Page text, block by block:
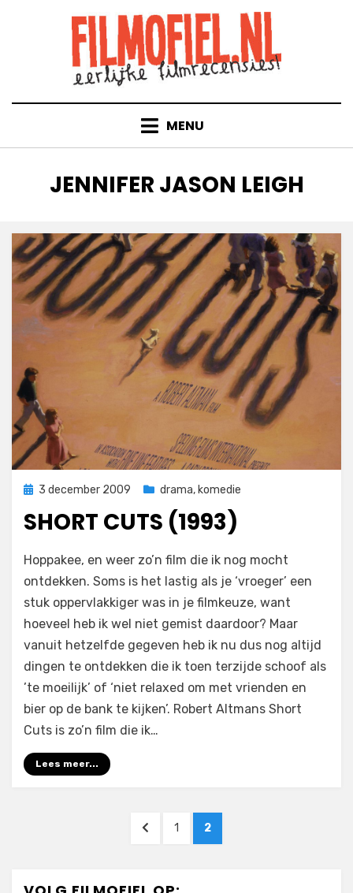
MENU
TAG
:
JENNIFER JASON LEIGH
Geplaatst
3 december 2009 drama, komedie
SHORT CUTS (1993)
door
Laat een reactie achter
op
Cuts
(1993)
Hoppakee, en weer zo’n film die ik nog mocht
ontdekken. Soms is het lastig als je ‘vroeger’ een
stuk oppervlakkiger was in je filmkeuze, want
hoeveel heb ik wel niet gemist daardoor? Maar
vanuit hetzelfde gegeven heb ik nu dus nog altijd
dingen te ontdekken die ik toen terzijde schoof als
’te moeilijk’ of ‘niet relaxed om met vrienden en
bier op de bank te kijken’. Robert Altmans Short
Cuts is zo’n film die ik…
Lees meer...
Berichtnavigatie
VORIGEPAGINA
1 PAGINA
2